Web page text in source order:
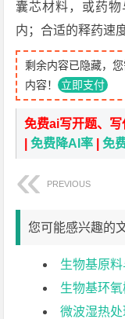
囊芯材料，或药
内；合适的释药速
剩余内容已隐藏，
内容！ 立即支付
免费ai写开题、
|免费降AI率 |免
PREVIOUS
您可能感兴趣的
生物基原料
生物基环
微波湿热处理不